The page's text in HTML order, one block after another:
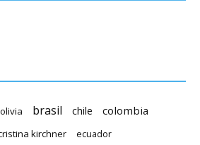
brasil chile colombia
kirchner ecuador